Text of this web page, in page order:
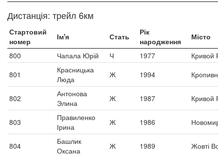
Дистанція: трейл 6км
Стартовий
номер
Ім'я Стать
Рік
народження
Місто
800
Чапала Юрій Ч 1977
Кривой
801
Красницька
Люда
Ж 1994
802
Антонова
Элина
Ж 1987 Кривой
803
Правиленко
Ірина
Ж 1986
804
Башлик
Оксана
Ж 1989
Жовті